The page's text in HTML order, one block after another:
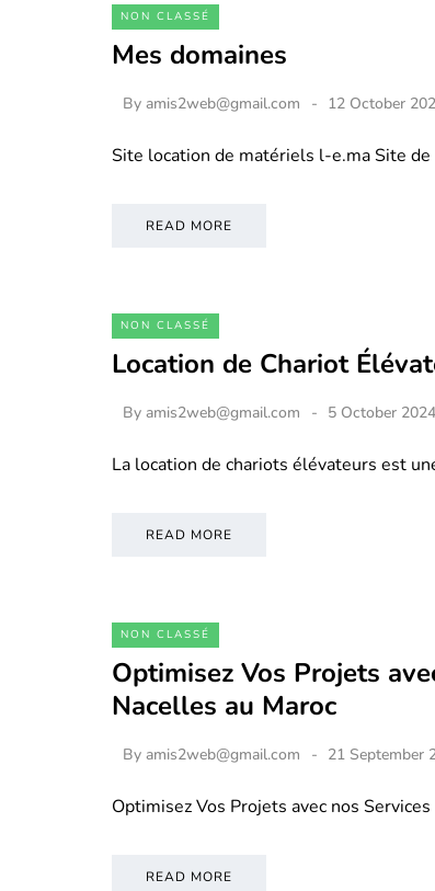
NON CLASSÉ
Mes domaines
By amis2web@gmail.com 12 October
Site location de matériels l-e.ma Site
READ MORE
NON CLASSÉ
Location de Chariot
By amis2web@gmail.com 5 October 2024
La location de chariots élévateurs est
READ MORE
NON CLASSÉ
Optimisez Vos Projets
Nacelles au Maroc
By amis2web@gmail.com 21 September
Optimisez Vos Projets avec nos
READ MORE